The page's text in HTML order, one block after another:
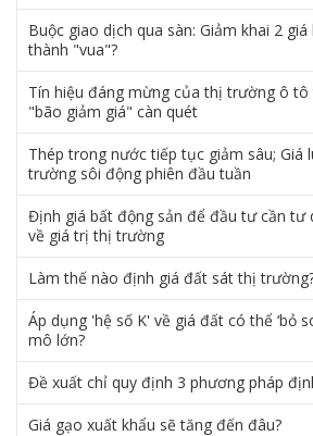
Buộc giao dịch qua sàn: Giảm khai 2
thành "vua"?
Tín hiệu đáng mừng của thị trường ô
"bão giảm giá" càn quét
Thép trong nước tiếp tục giảm sâu; Giá
trường sôi động phiên đầu tuần
Định giá bất động sản để đầu tư cần tư
về giá trị thị trường
Làm thế nào định giá đất sát thị
Áp dụng 'hệ số K' về giá đất có thể ‘bỏ
mô lớn?
Đề xuất chỉ quy định 3 phương pháp
Giá gạo xuất khẩu sẽ tăng đến đâu?